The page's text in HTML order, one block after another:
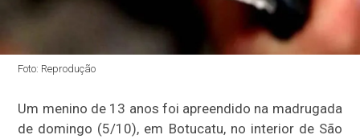
Foto: Reprodução
Um menino de 13 anos foi apreendido na madrugada
de domingo (5/10), em Botucatu, no interior de São